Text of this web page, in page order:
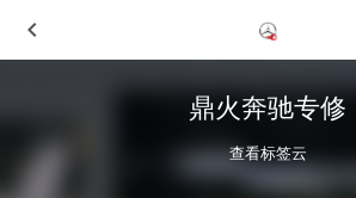
鼎火奔驰专修
查看标签云